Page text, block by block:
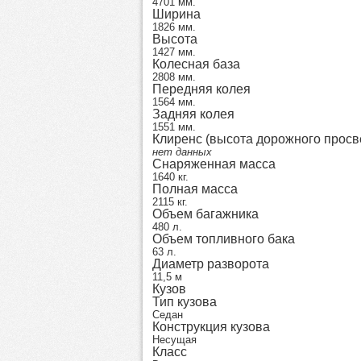
Ширина
1826 мм.
Высота
1427 мм.
Колесная база
2808 мм.
Передняя колея
1564 мм.
Задняя колея
1551 мм.
Клиренс (высота дорожного
нет данных
Снаряженная масса
1640 кг.
Полная масса
2115 кг.
Объем багажника
480 л.
Объем топливного бака
63 л.
Диаметр разворота
11,5 м
Кузов
Тип кузова
Седан
Конструкция кузова
Несущая
Класс